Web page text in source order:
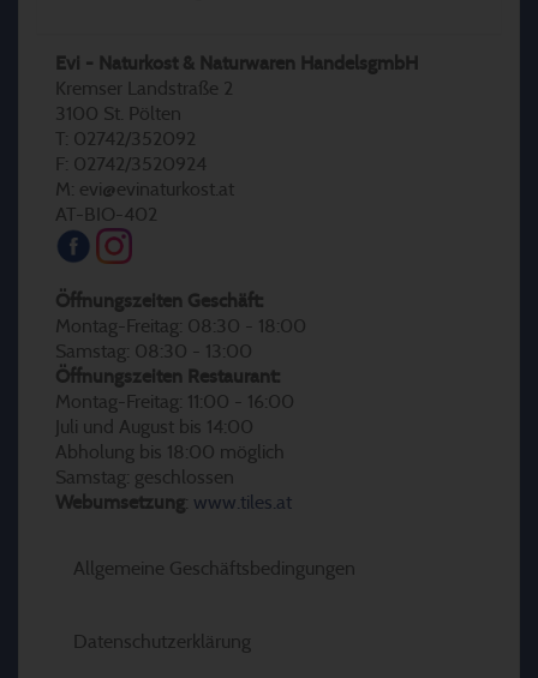
Evi - Naturkost & Naturwaren HandelsgmbH
Kremser Landstraße 2
3100 St. Pölten
T: 02742/352092
F: 02742/3520924
M: evi@evinaturkost.at
AT-BIO-402
Öffnungszeiten Geschäft:
Montag-Freitag: 08:30 - 18:00
Samstag: 08:30 - 13:00
Öffnungszeiten Restaurant:
Montag-Freitag: 11:00 - 16:00
Juli und August bis 14:00
Abholung bis 18:00 möglich
Samstag: geschlossen
Webumsetzung: www.tiles.at
Allgemeine Geschäftsbedingungen
Datenschutzerklärung